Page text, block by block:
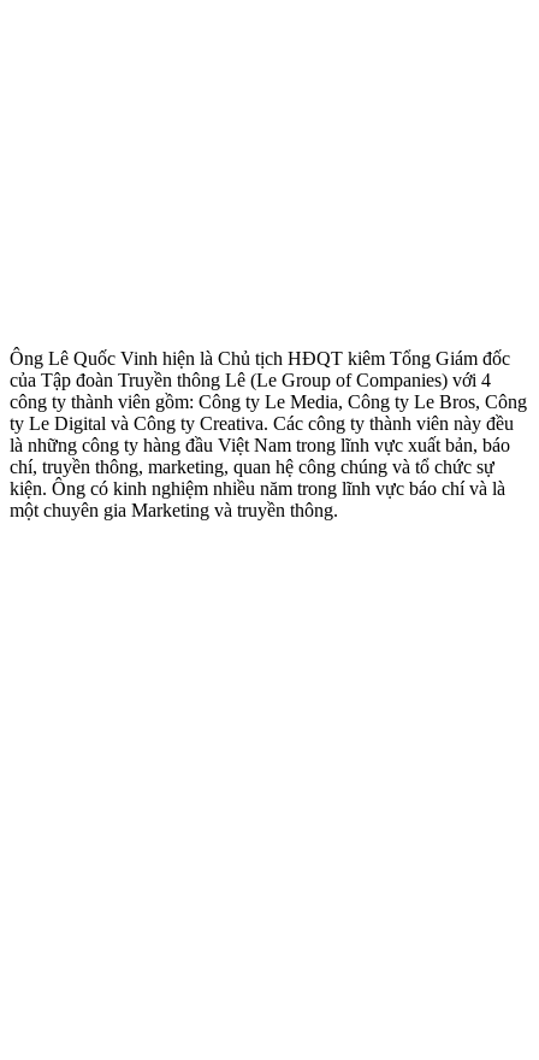
Ông Lê Quốc Vinh hiện là Chủ tịch HĐQT kiêm Tổng Giám đốc
của Tập đoàn Truyền thông Lê (Le Group of Companies) với 4
công ty thành viên gồm: Công ty Le Media, Công ty Le Bros, Công
ty Le Digital và Công ty Creativa. Các công ty thành viên này đều
là những công ty hàng đầu Việt Nam trong lĩnh vực xuất bản, báo
chí, truyền thông, marketing, quan hệ công chúng và tổ chức sự
kiện. Ông có kinh nghiệm nhiều năm trong lĩnh vực báo chí và là
một chuyên gia Marketing và truyền thông.